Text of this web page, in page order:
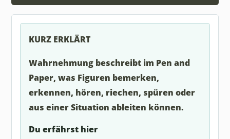
KURZ ERKLÄRT
Wahrnehmung beschreibt im Pen and
Paper, was Figuren bemerken,
erkennen, hören, riechen, spüren oder
aus einer Situation ableiten können.
Du erfährst hier